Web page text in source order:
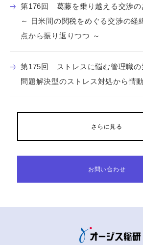
第176回 葛藤を乗り越える交渉
～ 日米間の関税をめぐる交渉の経
点から振り返りつつ ～
第175回 ストレスに悩む管理職の
問題解決型のストレス対処から情
さらに見る
お問い合わせ